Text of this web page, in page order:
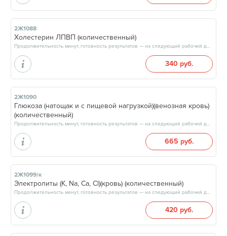
2Ж1088
Холестерин ЛПВП (количественный)
Продолжительность минут, готовность результатов — на следующий рабочий день, после 15:00
340 руб.
2Ж1090
Глюкоза (натощак и с пищевой нагрузкой)(венозная кровь)
(количественный)
Продолжительность минут, готовность результатов — на следующий рабочий день, после 15:00
665 руб.
2Ж1099/к
Электролиты (К, Na, Ca, Cl)(кровь) (количественный)
Продолжительность минут, готовность результатов — на следующий рабочий день, после 15:00
420 руб.